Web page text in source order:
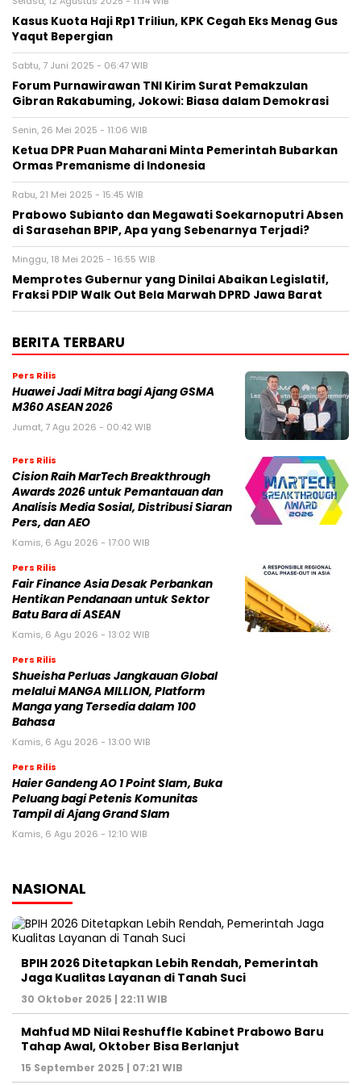
Kasus Kuota Haji Rp1 Triliun, KPK Cegah Eks Menag Gus
Yaqut Bepergian
Sabtu, 7 Juni 2025 - 06:47 WIB
Forum Purnawirawan TNI Kirim Surat Pemakzulan
Gibran Rakabuming, Jokowi: Biasa dalam Demokrasi
Senin, 26 Mei 2025 - 11:06 WIB
Ketua DPR Puan Maharani Minta Pemerintah Bubarkan
Ormas Premanisme di Indonesia
Rabu, 21 Mei 2025 - 15:45 WIB
Prabowo Subianto dan Megawati Soekarnoputri Absen
di Sarasehan BPIP, Apa yang Sebenarnya Terjadi?
Minggu, 18 Mei 2025 - 16:55 WIB
Memprotes Gubernur yang Dinilai Abaikan Legislatif,
Fraksi PDIP Walk Out Bela Marwah DPRD Jawa Barat
BERITA TERBARU
Pers Rilis
Huawei Jadi Mitra bagi Ajang GSMA
M360 ASEAN 2026
Jumat, 7 Agu 2026 - 00:42 WIB
Pers Rilis
Cision Raih MarTech Breakthrough
Awards 2026 untuk Pemantauan dan
Analisis Media Sosial, Distribusi Siaran
Pers, dan AEO
Kamis, 6 Agu 2026 - 17:00 WIB
Pers Rilis
Fair Finance Asia Desak Perbankan
Hentikan Pendanaan untuk Sektor
Batu Bara di ASEAN
Kamis, 6 Agu 2026 - 13:02 WIB
Pers Rilis
Shueisha Perluas Jangkauan Global
melalui MANGA MILLION, Platform
Manga yang Tersedia dalam 100
Bahasa
Kamis, 6 Agu 2026 - 13:00 WIB
Pers Rilis
Haier Gandeng AO 1 Point Slam, Buka
Peluang bagi Petenis Komunitas
Tampil di Ajang Grand Slam
Kamis, 6 Agu 2026 - 12:10 WIB
NASIONAL
BPIH 2026 Ditetapkan Lebih Rendah, Pemerintah
Jaga Kualitas Layanan di Tanah Suci
30 Oktober 2025 | 22:11 WIB
Mahfud MD Nilai Reshuffle Kabinet Prabowo Baru
Tahap Awal, Oktober Bisa Berlanjut
15 September 2025 | 07:21 WIB